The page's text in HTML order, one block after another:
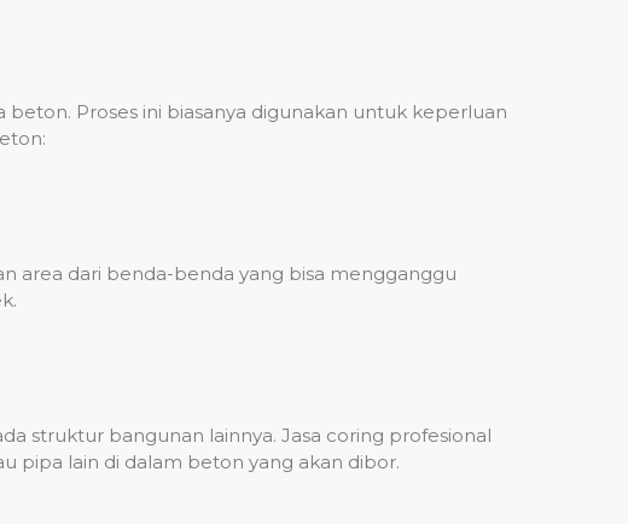
Proses ini biasanya digunakan untuk keperluan
area dari benda-benda yang bisa mengganggu
struktur bangunan lainnya. Jasa coring profesional
pipa lain di dalam beton yang akan dibor.